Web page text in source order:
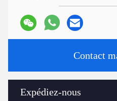
Contact
Expédiez-nous